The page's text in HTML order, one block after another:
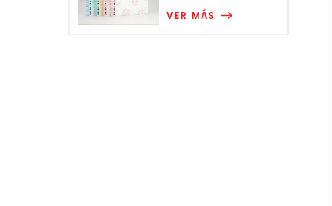
encuadernación en
VER MÁS